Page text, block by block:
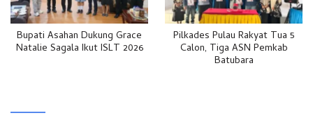
Bupati Asahan Dukung Grace
Natalie Sagala Ikut ISLT 2026
Pilkades Pulau Rakyat Tua 5
Calon, Tiga ASN Pemkab
Batubara